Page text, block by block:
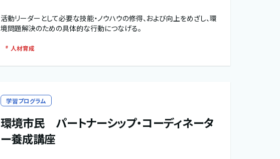
活動リーダーとして必要な技能・ノウハウの修得、および向上をめざし、環
境問題解決のための具体的な行動につなげる。
人材育成
学習プログラム
環境市民 パートナーシップ・コーディネータ
ー養成講座